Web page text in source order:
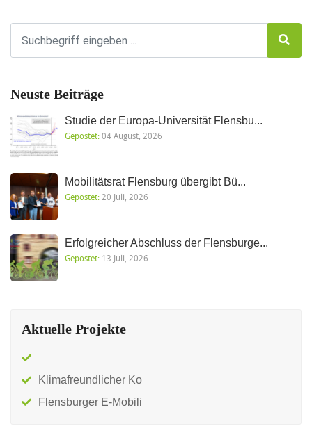
Neuste Beiträge
Studie der Europa-Universität Flensbu...
Gepostet:04 August, 2026
Mobilitätsrat Flensburg übergibt Bü...
Gepostet: 20 Juli, 2026
Erfolgreicher Abschluss der Flensburge...
Gepostet: 13 Juli, 2026
Aktuelle Projekte
Klimafreundlicher Ko
Flensburger E-Mobili